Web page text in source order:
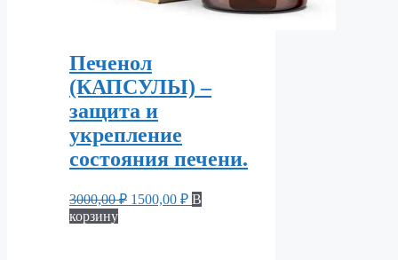
Печенол
(КАПСУЛЫ) –
защита и
укрепление
состояния печени.
3000,00₽ Первоначальная
1500,00 ₽Текущая
цена:
В
корзину